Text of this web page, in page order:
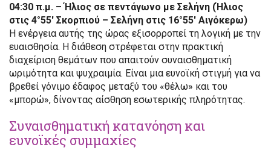
04:30 π.μ. – Ήλιος σε πεντάγωνο με Σελήνη (Ήλιος
στις 4°55′ Σκορπιού – Σελήνη στις 16°55′ Αιγόκερω)
Η ενέργεια αυτής της ώρας εξισορροπεί τη λογική με την
ευαισθησία. Η διάθεση στρέφεται στην πρακτική
διαχείριση θεμάτων που απαιτούν συναισθηματική
ωριμότητα και ψυχραιμία. Είναι μια ευνοϊκή στιγμή για να
βρεθεί γόνιμο έδαφος μεταξύ του «θέλω» και του
«μπορώ», δίνοντας αίσθηση εσωτερικής πληρότητας.
Συναισθηματική κατανόηση και
ευνοϊκές συμμαχίες